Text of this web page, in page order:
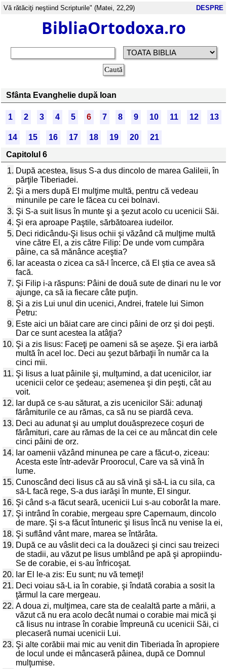
Vă rătăciţi neştiind Scripturile" (Matei, 22,29) DESPRE
BibliaOrtodoxa.ro
Sfânta Evanghelie după Ioan
1 2 3 4 5 6 7 8 9 10 11 12 13
14 15 16 17 18 19 20
21
Capitolul 6
1. După acestea, Iisus S-a dus dincolo de marea Galileii, în
părţile Tiberiadei.
2. Şi a mers după El mulţime multă, pentru că vedeau
minunile pe care le făcea cu cei bolnavi.
3. Şi S-a suit Iisus în munte şi a şezut acolo cu ucenicii Săi.
4. Şi era aproape Paştile, sărbătoarea iudeilor.
5. Deci ridicându-Şi Iisus ochii şi văzând că mulţime multă
vine către El, a zis către Filip: De unde vom cumpăra
pâine, ca să mănânce aceştia?
6. Iar aceasta o zicea ca să-l încerce, că El ştia ce avea să
facă.
7. Şi Filip i-a răspuns: Pâini de două sute de dinari nu le vor
ajunge, ca să ia fiecare câte puţin.
8. Şi a zis Lui unul din ucenici, Andrei, fratele lui Simon
Petru:
9. Este aici un băiat care are cinci pâini de orz şi doi peşti.
Dar ce sunt acestea la atâţia?
10. Şi a zis Iisus: Faceţi pe oameni să se aşeze. Şi era iarbă
multă în acel loc. Deci au şezut bărbaţii în număr ca la
cinci mii.
11. Şi Iisus a luat pâinile şi, mulţumind, a dat ucenicilor, iar
ucenicii celor ce şedeau; asemenea şi din peşti, cât au
voit.
12. Iar după ce s-au săturat, a zis ucenicilor Săi: adunaţi
fărâmiturile ce au rămas, ca să nu se piardă ceva.
13. Deci au adunat şi au umplut douăsprezece coşuri de
fărâmituri, care au rămas de la cei ce au mâncat din cele
cinci pâini de orz.
14. Iar oamenii văzând minunea pe care a făcut-o, ziceau:
Acesta este într-adevăr Proorocul, Care va să vină în
lume.
15. Cunoscând deci Iisus că au să vină şi să-L ia cu sila, ca
să-L facă rege, S-a dus iarăşi în munte, El singur.
16. Şi când s-a făcut seară, ucenicii Lui s-au coborât la mare.
17. Şi intrând în corabie, mergeau spre Capernaum, dincolo
de mare. Şi s-a făcut întuneric şi Iisus încă nu venise la ei,
18. Şi suflând vânt mare, marea se întărâta.
19. După ce au vâslit deci ca la douăzeci şi cinci sau treizeci
de stadii, au văzut pe Iisus umblând pe apă şi apropiindu-
Se de corabie, ei s-au înfricoşat.
20. Iar El le-a zis: Eu sunt; nu vă temeţi!
21. Deci voiau să-L ia în corabie, şi îndată corabia a sosit la
ţărmul la care mergeau.
22. A doua zi, mulţimea, care sta de cealaltă parte a mării, a
văzut că nu era acolo decât numai o corabie mai mică şi
că Iisus nu intrase în corabie împreună cu ucenicii Săi, ci
plecaseră numai ucenicii Lui.
23. Şi alte corăbii mai mic au venit din Tiberiada în apropiere
de locul unde ei mâncaseră pâinea, după ce Domnul
mulţumise.